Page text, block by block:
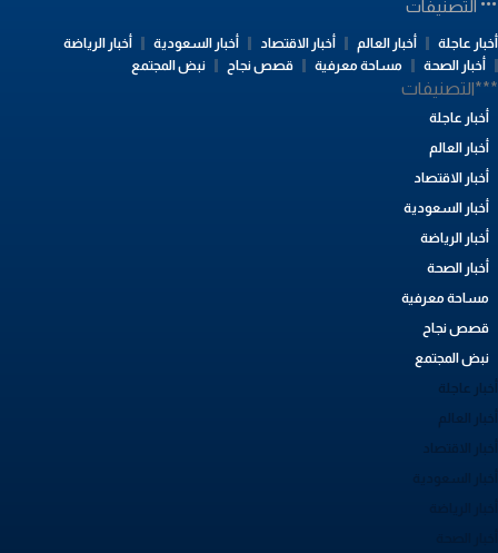
التصنيفات
عاجلة أخبار العالم أخبار الاقتصاد أخبار السعودية
أخبار الرياضة
أخبار الصحة
مساحة معرفية قصص نجاح نبض المجتمع
أخبار عاجلة
أخبار العالم
أخبار الاقتصاد
أخبار السعودية
أخبار الرياضة
أخبار الصحة
مساحة معرفية
قصص نجاح
نبض المجتمع
عاجلة
العالم
الاقتصاد